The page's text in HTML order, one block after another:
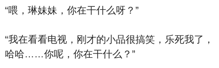
“喂，琳妹妹，你在干什么呀？”
“我在看看电视，刚才的小品很搞笑，乐死我了，
哈哈……你呢，你在干什么？”